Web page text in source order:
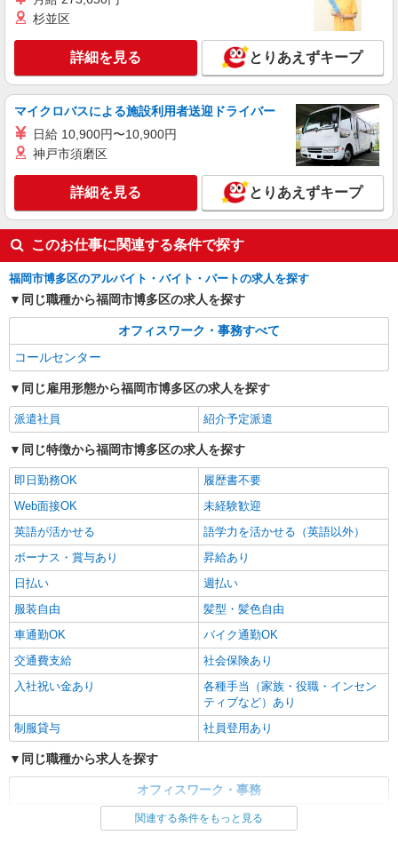
杉並区
詳細を見る とりあえずキープ
マイクロバスによる施設利用者送迎ドライバー
日給 10,900円〜10,900円
神戸市須磨区
詳細を見る とりあえずキープ
このお仕事に関連する条件で探す
福岡市博多区のアルバイト・バイト・パートの求人を探す
同じ職種から福岡市博多区の求人を探す
オフィスワーク・事務すべて
コールセンター
同じ雇用形態から福岡市博多区の求人を探す
派遣社員 紹介予定派遣
同じ特徴から福岡市博多区の求人を探す
即日勤務OK
履歴書不要
Web面接OK
未経験歓迎
英語が活かせる
語学力を活かせる（英語以外）
ボーナス・賞与あり
昇給あり
日払い
週払い
服装自由
髪型・髪色自由
車通勤OK
バイク通勤OK
交通費支給
社会保険あり
入社祝い金あり
各種手当（家族・役職・インセン
ティブなど）あり
制服貸与
社員登用あり
同じ職種から求人を探す
オフィスワーク・事務
関連する条件をもっと見る